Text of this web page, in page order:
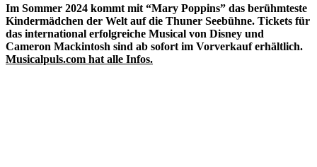
Im Sommer 2024 kommt mit “Mary Poppins” das berühmteste
Kindermädchen der Welt auf die Thuner Seebühne. Tickets für
das international erfolgreiche Musical von Disney und
Cameron Mackintosh sind ab sofort im Vorverkauf erhältlich.
Musicalpuls.com hat alle Infos.